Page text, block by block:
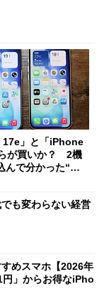
17e」と「iPhone
が買いか？ 2機
んで分かった“ス
も変わらない経営
めスマホ【2026年
」からお得なiPho